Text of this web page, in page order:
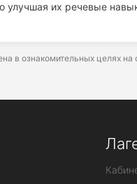
улучшая их речевые
в ознакомительных целях